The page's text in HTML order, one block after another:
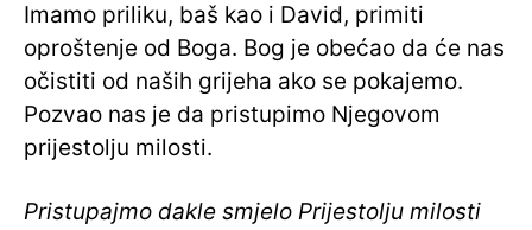
Imamo priliku, baš kao i David, primiti
oproštenje od Boga. Bog je obećao da će nas
očistiti od naših grijeha ako se pokajemo.
Pozvao nas je da pristupimo Njegovom
prijestolju milosti.
Pristupajmo dakle smjelo Prijestolju milosti